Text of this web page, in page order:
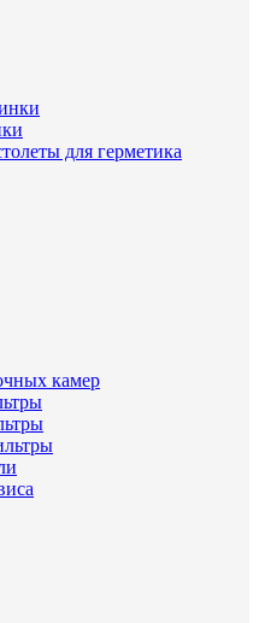
для герметика
камер